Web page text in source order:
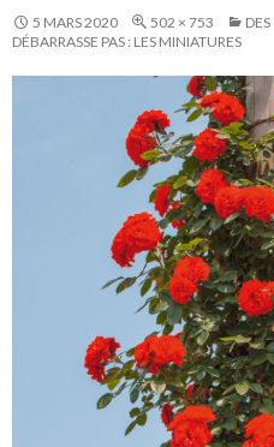
5 MARS 2020 502 × 753
DÉBARRASSE PAS : LES MINIATURES